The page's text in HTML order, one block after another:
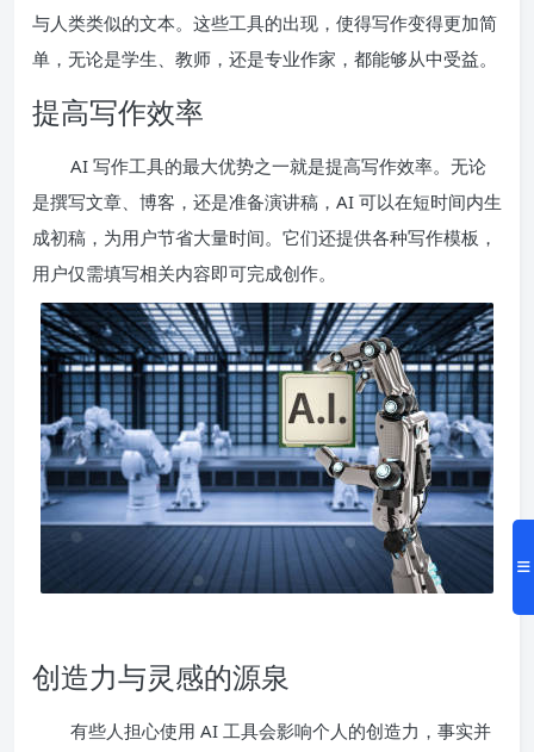
与人类类似的文本。这些工具的出现，使得写作变得更加简
单，无论是学生、教师，还是专业作家，都能够从中受益。
提高写作效率
AI 写作工具的最大优势之一就是提高写作效率。无论
是撰写文章、博客，还是准备演讲稿，AI 可以在短时间内生
成初稿，为用户节省大量时间。它们还提供各种写作模板，
用户仅需填写相关内容即可完成创作。
创造力与灵感的源泉
有些人担心使用 AI 工具会影响个人的创造力，事实并